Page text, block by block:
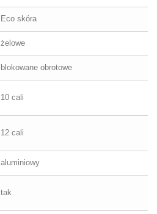
Eco skóra
żelowe
blokowane obrotowe
10 cali
12 cali
aluminiowy
tak